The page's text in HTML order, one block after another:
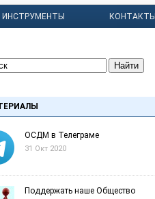
ИНСТРУМЕНТЫ КОНТАКТЫ
Найти
ОСДМ в Телеграме
31 Окт 2020
Поддержать наше Общество